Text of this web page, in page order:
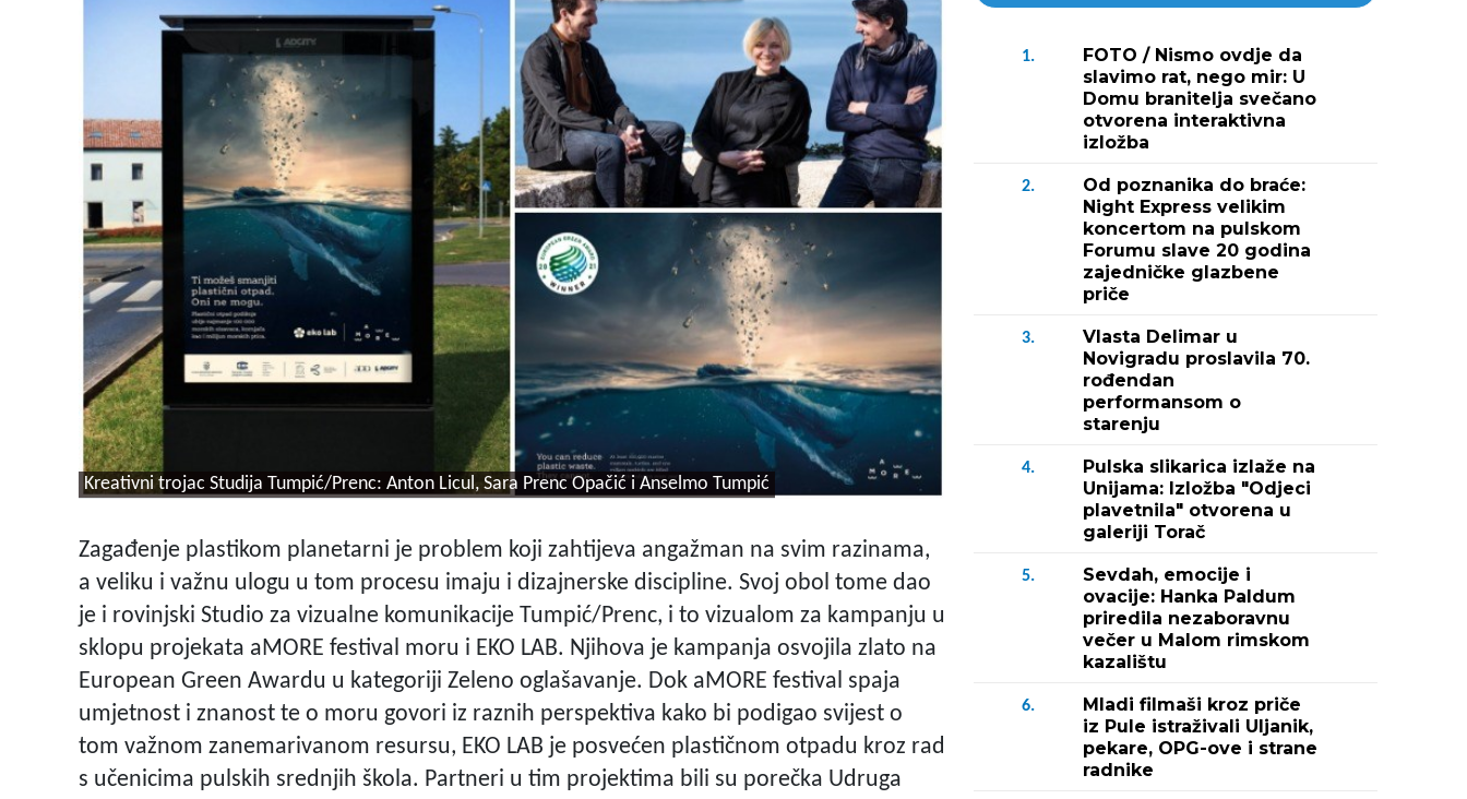
Kreativni trojac Studija Tumpić/Prenc: Anton Licul, Sara Prenc Opačić i Anselmo Tumpić
Zagađenje plastikom planetarni je problem koji zahtijeva angažman na svim razinama,
a veliku i važnu ulogu u tom procesu imaju i dizajnerske discipline. Svoj obol tome dao
je i rovinjski Studio za vizualne komunikacije Tumpić/Prenc, i to vizualom za kampanju u
sklopu projekata aMORE festival moru i EKO LAB. Njihova je kampanja osvojila zlato na
European Green Awardu u kategoriji Zeleno oglašavanje. Dok aMORE festival spaja
umjetnost i znanost te o moru govori iz raznih perspektiva kako bi podigao svijest o
tom važnom zanemarivanom resursu, EKO LAB je posvećen plastičnom otpadu kroz rad
s učenicima pulskih srednjih škola. Partneri u tim projektima bili su porečka Udruga
1.
FOTO / Nismo ovdje da
slavimo rat, nego mir: U
Domu branitelja svečano
otvorena interaktivna
izložba
2.
Od poznanika do braće:
Night Express velikim
koncertom na pulskom
Forumu slave 20 godina
zajedničke glazbene
priče
3.
Vlasta Delimar u
Novigradu proslavila 70.
rođendan
performansom o
starenju
4.
Pulska slikarica izlaže na
Unijama: Izložba "Odjeci
plavetnila" otvorena u
galeriji Torač
5.
Sevdah, emocije i
ovacije: Hanka Paldum
priredila nezaboravnu
večer u Malom rimskom
kazalištu
6.
Mladi filmaši kroz priče
iz Pule istraživali Uljanik,
pekare, OPG-ove i strane
radnike